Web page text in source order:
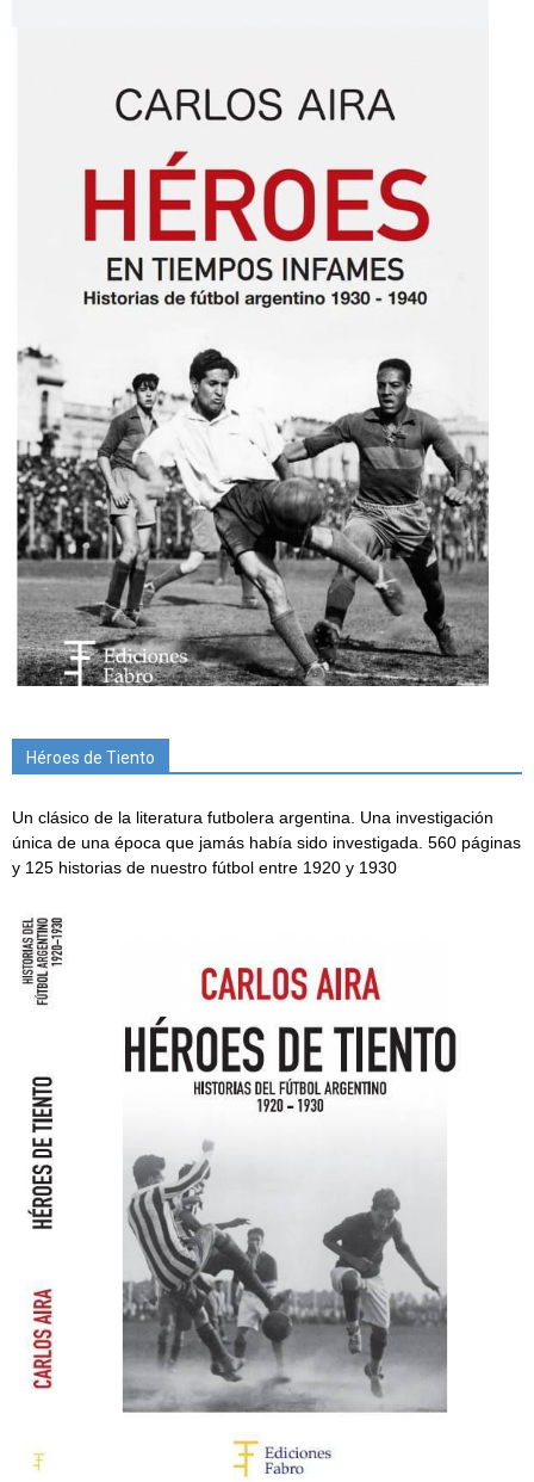
Héroes de Tiento
Un clásico de la literatura futbolera argentina. Una investigación
única de una época que jamás había sido investigada. 560 páginas
y 125 historias de nuestro fútbol entre 1920 y 1930